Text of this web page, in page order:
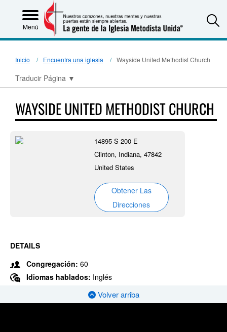
Menú
Inicio Encuentra una iglesia Wayside United Methodist Church
Traducir Página ▼
WAYSIDE UNITED METHODIST CHURCH
14895 S 200 E
Clinton, Indiana, 47842
United States
Obtener Las
Direcciones
DETAILS
Congregación: 60
Idiomas hablados: Inglés
Volver arriba